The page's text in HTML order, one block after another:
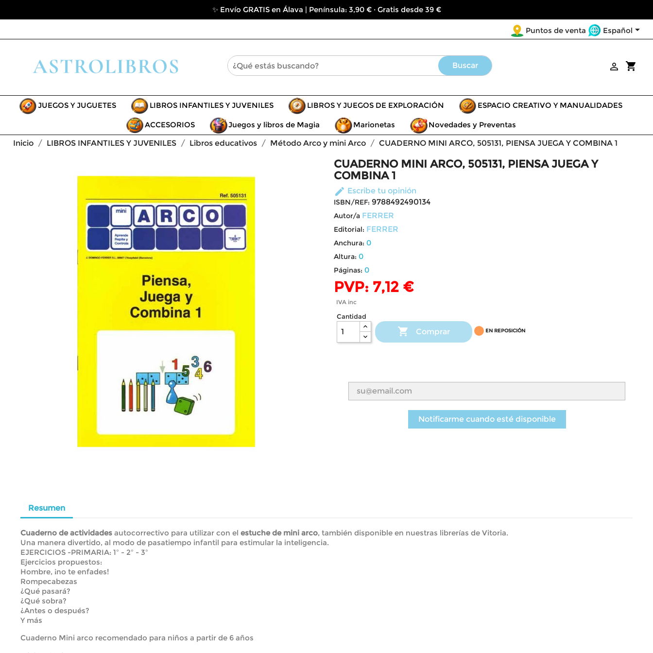
✨ Envío GRATIS en Álava | Península: 3,90 € · Gratis desde 39 €
Puntos de venta Español
Buscar shopping_cart

JUEGOS Y JUGUETES LIBROS INFANTILES Y JUVENILES LIBROS Y JUEGOS DE EXPLORACIÓN ESPACIO CREATIVO Y MANUALIDADES
ACCESORIOS Juegos y libros de Magia Marionetas
Novedades y Preventas
Inicio
LIBROS INFANTILES Y JUVENILES Libros educativos Método Arco y mini Arco CUADERNO MINI ARCO, 505131, PIENSA JUEGA Y COMBINA 1
CUADERNO MINI ARCO, 505131, PIENSA JUEGA Y
COMBINA 1
edit Escribe tu opinión
ISBN/REF: 9788492490134
Autor/a FERRER
Editorial: FERRER
Anchura: 0
Altura: 0
Páginas: 0
PVP: 7,12 €
IVA inc
Cantidad
 Comprar EN REPOSICIÓN
Notificarme cuando esté disponible
Resumen
Cuaderno de actividades autocorrectivo para utilizar con el estuche de mini arco, también disponible en nuestras librerías de Vitoria.
Una manera divertido, al modo de pasatiempo infantil para estimular la inteligencia.
EJERCICIOS -PRIMARIA: 1º - 2º - 3º
Ejercicios propuestos:
Hombre, ¡no te enfades!
Rompecabezas
¿Qué pasará?
¿Qué sobra?
¿Antes o después?
Y más
Cuaderno Mini arco recomendado para niños a partir de 6 años